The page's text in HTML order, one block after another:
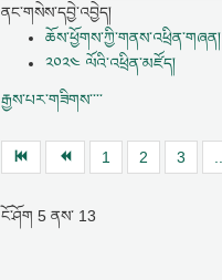
ནང་གསེས་དབྱེ་འབྱེད།
ཆོས་ཕྱོགས་ཀྱི་གནས་འཕྲིན་གཞན།
༢༠༢༤ ལོའི་འཕྲིན་མཛོད།
རྒྱས་པར་གཟིགས་་་་
1 2 3
ངོ་ཤོག 5 ནས་ 13